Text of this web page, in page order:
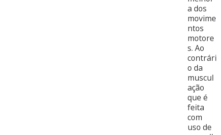
a dos
movime
ntos
motore
s. Ao
contrári
o da
muscul
ação
que é
feita
com
uso de